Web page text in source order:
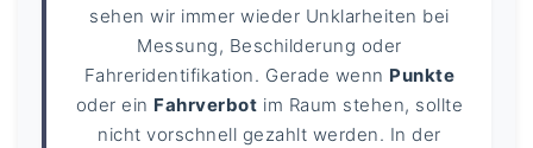
sehen wir immer wieder Unklarheiten bei
Messung, Beschilderung oder
Fahreridentifikation. Gerade wenn Punkte
oder ein Fahrverbot im Raum stehen, sollte
nicht vorschnell gezahlt werden. In der